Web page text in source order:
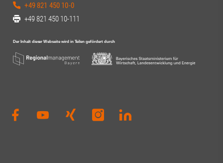
+49 821 450 10-0
+49 821 450 10-111